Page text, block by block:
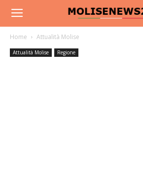
Home Attualità Molise
Attualità Molise Regione